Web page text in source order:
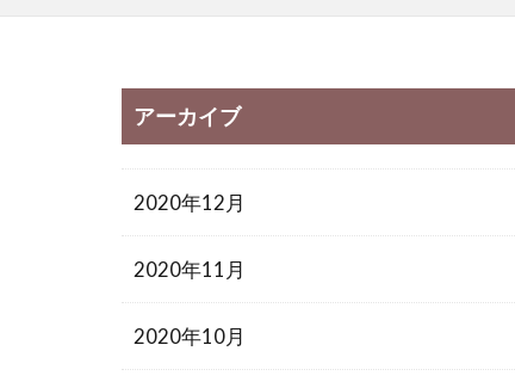
アーカイブ
2020年12月
2020年11月
2020年10月